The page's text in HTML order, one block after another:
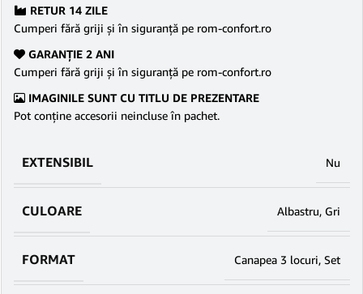
RETUR 14 ZILE
Cumperi fără griji şi în siguranţă pe rom-confort.ro
GARANŢIE 2 ANI
Cumperi fără griji şi în siguranţă pe rom-confort.ro
IMAGINILE SUNT CU TITLU DE PREZENTARE
Pot conține accesorii neincluse în pachet.
EXTENSIBIL Nu
CULOARE Albastru, Gri
FORMAT Canapea 3 locuri, Set